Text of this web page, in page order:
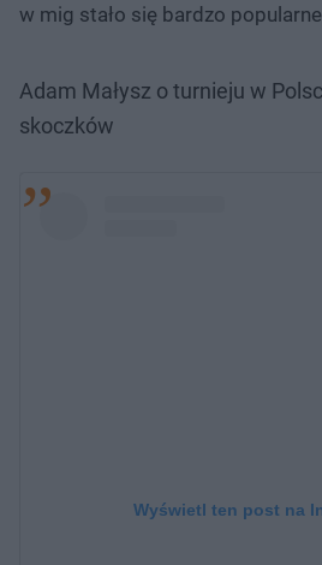
w mig stało się bardzo
Adam Małysz o turnieju w
skoczków
Wyświetl ten post na